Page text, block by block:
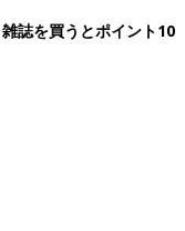
誌を買うとポイント10